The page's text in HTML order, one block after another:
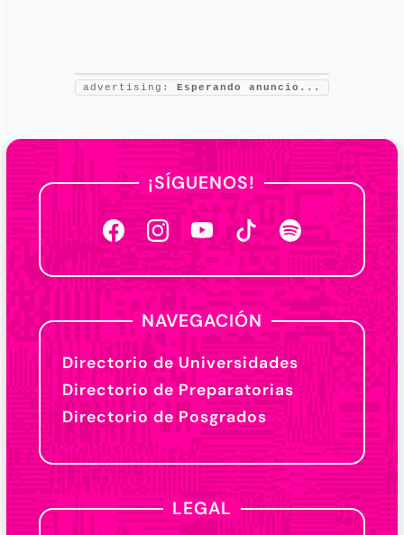
advertising: Esperando anuncio...
¡SÍGUENOS!
NAVEGACIÓN
Directorio de Universidades
Directorio de Preparatorias
Directorio de Posgrados
LEGAL